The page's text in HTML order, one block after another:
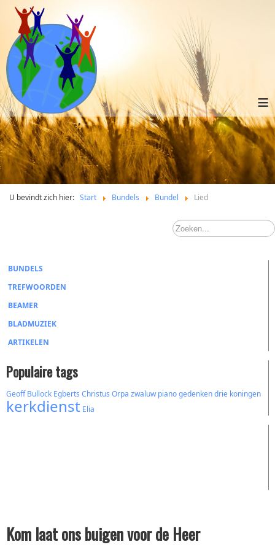
≡
U bevindt zich hier: Start Bundels Bundel Lied
BUNDELS
TREFWOORDEN
BEAMER
BLADMUZIEK
ARTIKELEN
Populaire tags
Geoff Bullock Egberts Christus Orpa zwaluw pianogedenkendrie koningen
kerkdienst Elia
Kom laat ons buigen voor de Heer